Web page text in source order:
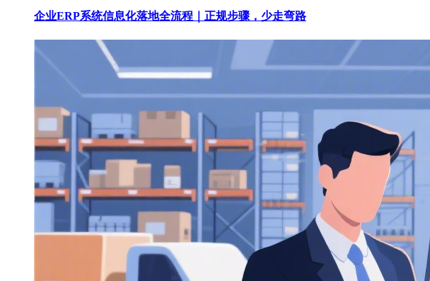
企业ERP系统信息化落地全流程｜正规步骤，少走弯路